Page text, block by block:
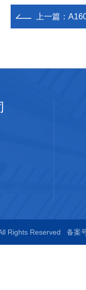
上一篇：
Rights Reserved 备案